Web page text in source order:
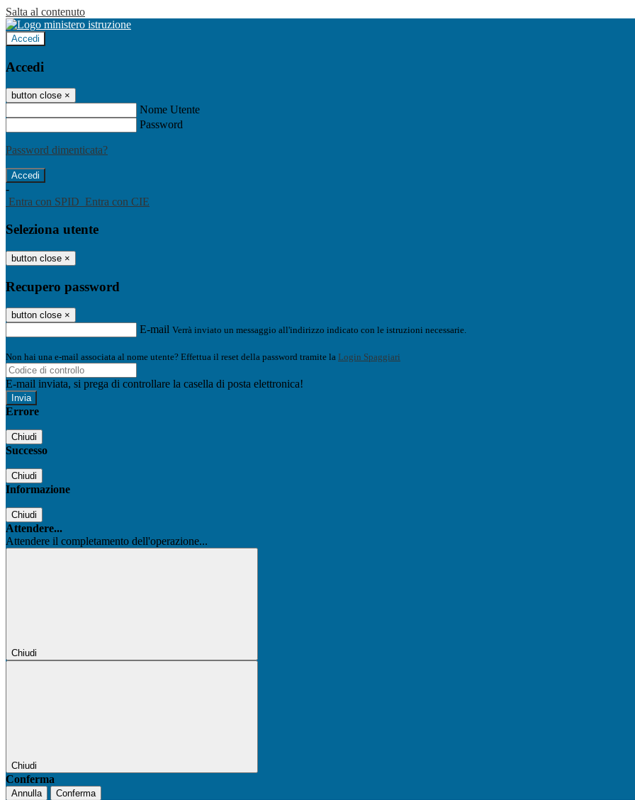
Salta al contenuto
Accedi
Accedi
button close ×
Nome Utente
Password
Password dimenticata?
-
Entra con SPID Entra con CIE
Seleziona utente
button close ×
Recupero password
button close ×
E-mail Verrà inviato un messaggio all'indirizzo indicato con le istruzioni necessarie.
Non hai una e-mail associata al nome utente? Effettua il reset della password tramite la Login Spaggiari
E-mail inviata, si prega di controllare la casella di posta elettronica!
Errore
Chiudi
Successo
Chiudi
Informazione
Chiudi
Attendere...
Attendere il completamento dell'operazione...
Chiudi
Chiudi
Conferma
Annulla Conferma